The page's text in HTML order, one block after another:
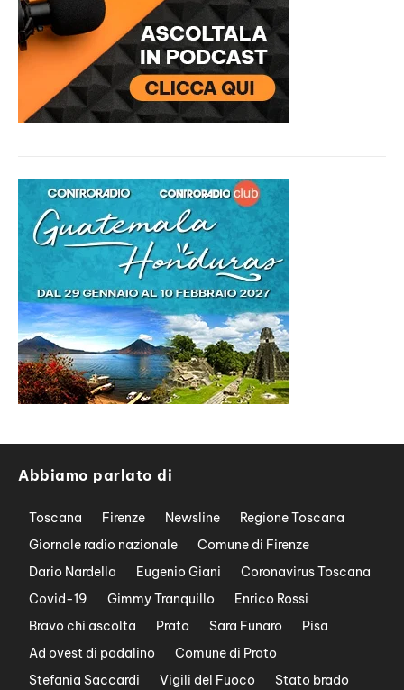
Abbiamo parlato di
Toscana Firenze Newsline
Regione Toscana
Giornale radio nazionale
Comune di Firenze
Dario Nardella
Eugenio Giani
Coronavirus Toscana
Covid-19
Gimmy Tranquillo
Enrico Rossi
Bravo chi ascolta
Prato Sara Funaro
Pisa
Ad ovest di padalino
Comune di Prato
Stefania Saccardi
Vigili del Fuoco
Stato brado